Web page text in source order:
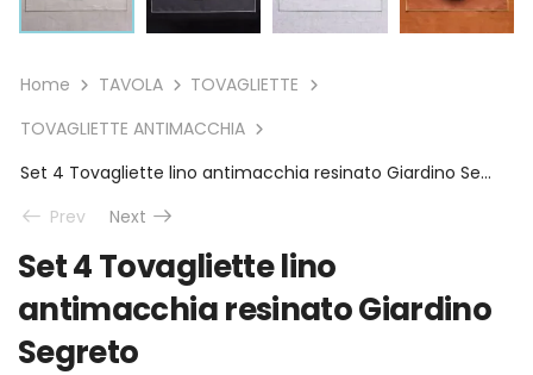
Home TAVOLA
TOVAGLIETTE
TOVAGLIETTE ANTIMACCHIA
Set 4 Tovagliette lino antimacchia resinato Giardino Segreto
Prev
Next
Set 4 Tovagliette lino
antimacchia resinato Giardino
Segreto